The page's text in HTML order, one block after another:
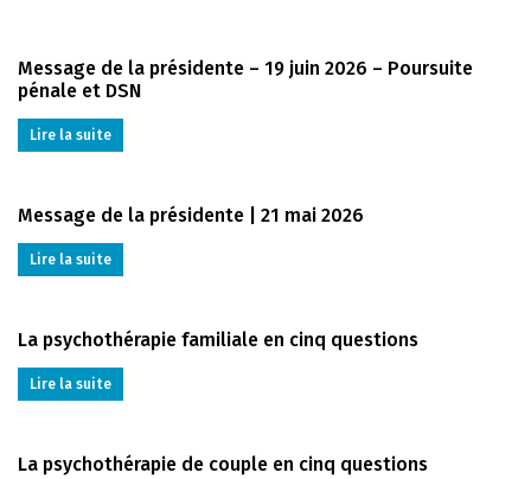
Message de la présidente – 19 juin 2026 – Poursuite
pénale et DSN
Lire la suite
Message de la présidente | 21 mai 2026
Lire la suite
La psychothérapie familiale en cinq questions
Lire la suite
La psychothérapie de couple en cinq questions